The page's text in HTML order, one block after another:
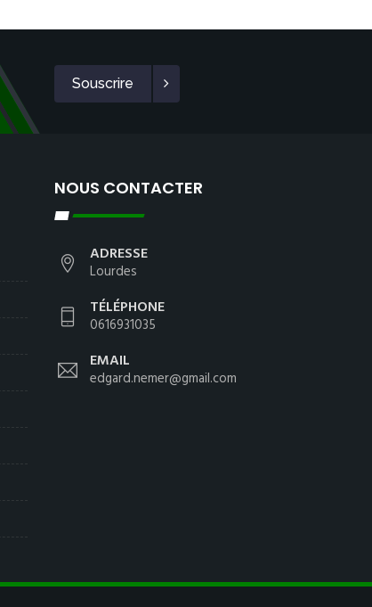
Souscrire
NOUS CONTACTER
ADRESSE
Lourdes
TÉLÉPHONE
0616931035
EMAIL
edgard.nemer@gmail.com